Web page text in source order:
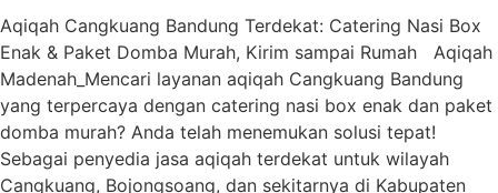
Aqiqah Cangkuang Bandung Terdekat: Catering Nasi Box
Enak & Paket Domba Murah, Kirim sampai Rumah Aqiqah
Madenah_Mencari layanan aqiqah Cangkuang Bandung
yang terpercaya dengan catering nasi box enak dan paket
domba murah? Anda telah menemukan solusi tepat!
Sebagai penyedia jasa aqiqah terdekat untuk wilayah
Cangkuang, Bojongsoang, dan sekitarnya di Kabupaten